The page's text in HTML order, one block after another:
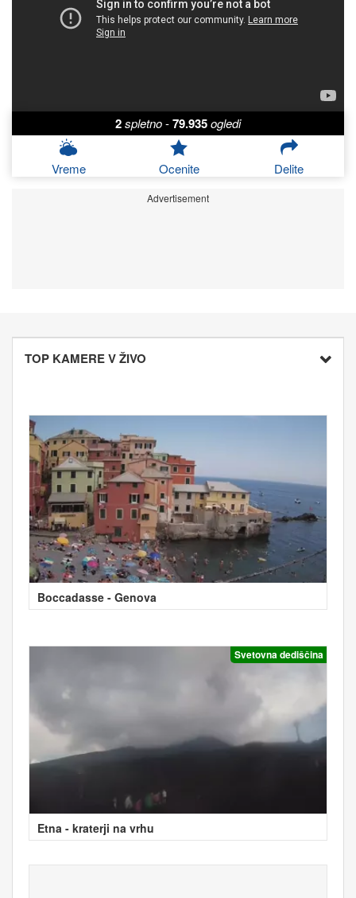
2spletno-79.935ogledi
Vreme Ocenite Delite
Advertisement
TOP KAMERE V ŽIVO
Boccadasse - Genova
Svetovna dediščina
Etna - kraterji na vrhu